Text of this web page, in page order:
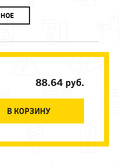
88.64 руб.
В КОРЗИНУ